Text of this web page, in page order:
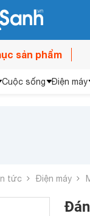
sản phẩm
Cuộc sống Điện máy
tức Điện máy